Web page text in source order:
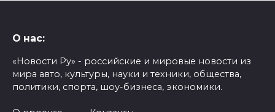
О нас:
«Новости Ру» - российские и мировые новости из
мира авто, культуры, науки и техники, общества,
политики, спорта, шоу-бизнеса, экономики.